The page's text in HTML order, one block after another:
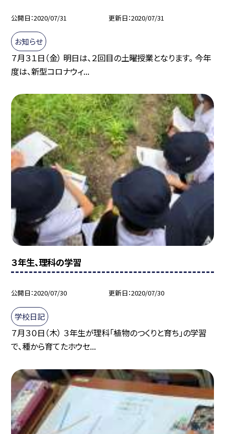
公開日 2020/07/31 更新日 2020/07/31
お知らせ
７月３１日（金） 明日は、２回目の土曜授業となります。 今年
度は、新型コロナウィ...
３年生、理科の学習
公開日 2020/07/30 更新日 2020/07/30
学校日記
７月３０日（木） ３年生が理科「植物のつくりと育ち」の学習
で、種から育てたホウセ...